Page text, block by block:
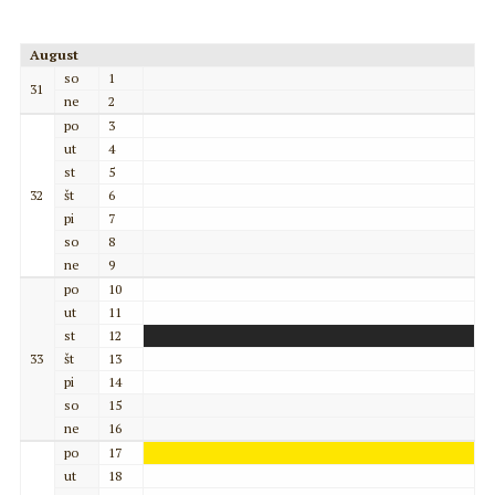
August
31
so
1
ne
2
32
po
3
ut
4
st
5
št
6
pi
7
so
8
ne
9
33
po
10
ut
11
st
12
št
13
pi
14
so
15
ne
16
po
17
ut
18